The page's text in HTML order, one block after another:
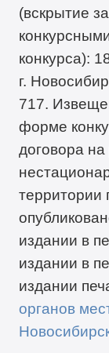
(вскрытие
конкурса):
г.
717.
форме
договора
территории
издании в
издании в
издании
органов